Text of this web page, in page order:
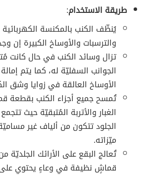
طريقة الاستخدام:
يُنظّف الكنب بالمكنسة
والترسبات والأوساخ الكبيرة إن
تزال وسائد الكنب في حال كانت
الجوانب السفليّة له، كما يتم
الأوساخ العالقة في زوايا وشق
تُمسح جميع أجزاء الكنب بقطعة
الغبار والأتربة المُتبقيّة حيث
الجلود تتكون من ألياف غير
ميّزاته.
تُعالج البقع على الأرائك
قماشٍ نظيفة في وعاءٍ يحتوي